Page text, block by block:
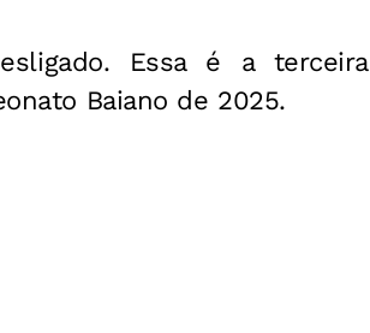
Essa é a terceira
Baiano de 2025.